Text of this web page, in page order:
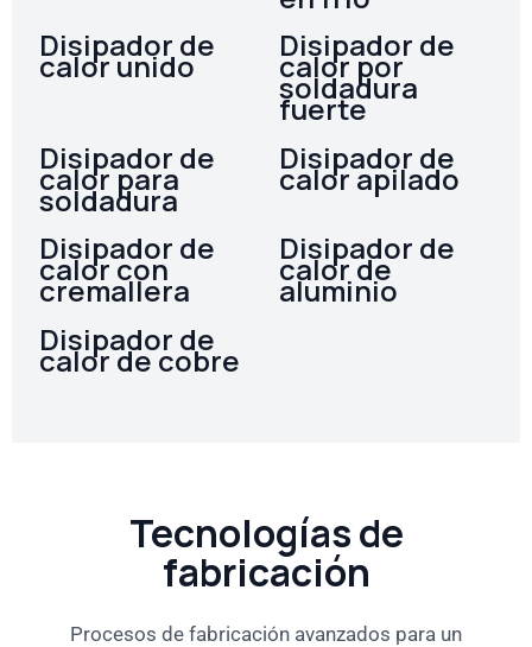
Disipador de
calor unido
Disipador de
calor por
soldadura
fuerte
Disipador de
calor para
soldadura
Disipador de
calor apilado
Disipador de
calor con
cremallera
Disipador de
calor de
aluminio
Disipador de
calor de cobre
Tecnologías de
fabricación
Procesos de fabricación avanzados para un